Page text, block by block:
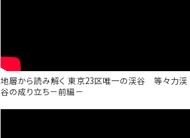
地層から読み解く 東京23区唯一の渓谷 等々力渓
谷の成り立ち－前編－